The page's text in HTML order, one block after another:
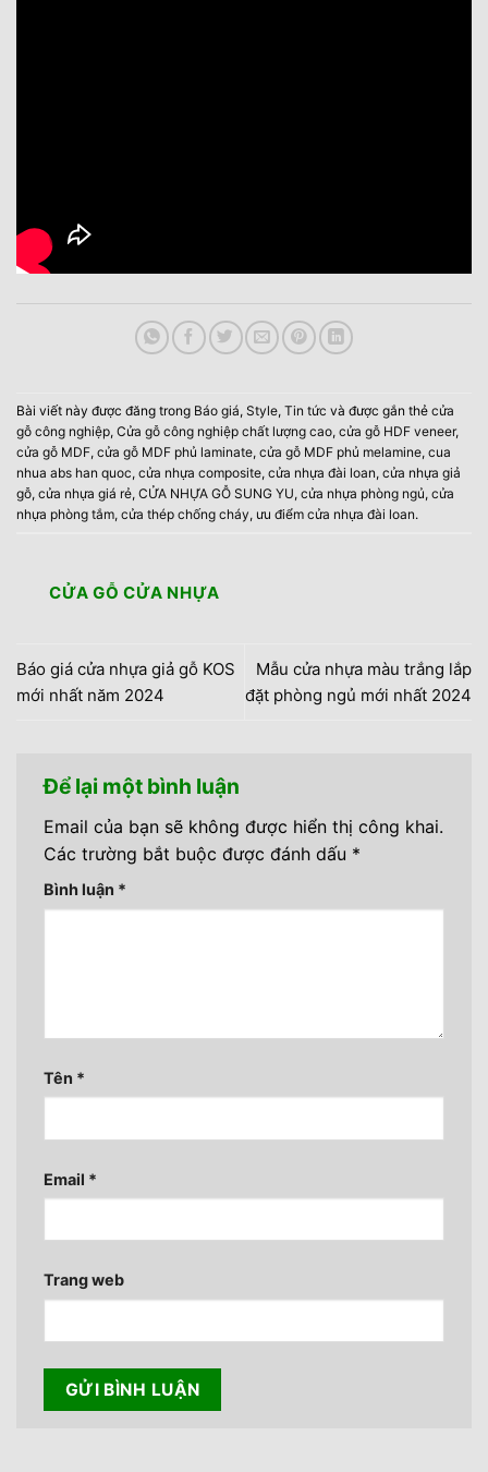
Bài viết này được đăng trong Báo giá, Style, Tin tức và được gắn thẻ cửa
gỗ công nghiệp, Cửa gỗ công nghiệp chất lượng cao, cửa gỗ HDF veneer,
cửa gỗ MDF, cửa gỗ MDF phủ laminate, cửa gỗ MDF phủ melamine, cua
nhua abs han quoc, cửa nhựa composite, cửa nhựa đài loan, cửa nhựa giả
gỗ, cửa nhựa giá rẻ, CỬA NHỰA GỖ SUNG YU, cửa nhựa phòng ngủ, cửa
nhựa phòng tắm, cửa thép chống cháy, ưu điểm cửa nhựa đài loan.
CỬA GỖ CỬA NHỰA
Báo giá cửa nhựa giả gỗ KOS
mới nhất năm 2024
Mẫu cửa nhựa màu trắng lắp
đặt phòng ngủ mới nhất 2024
Để lại một bình luận
Email của bạn sẽ không được hiển thị công khai.
Các trường bắt buộc được đánh dấu *
Bình luận *
Tên *
Email *
Trang web